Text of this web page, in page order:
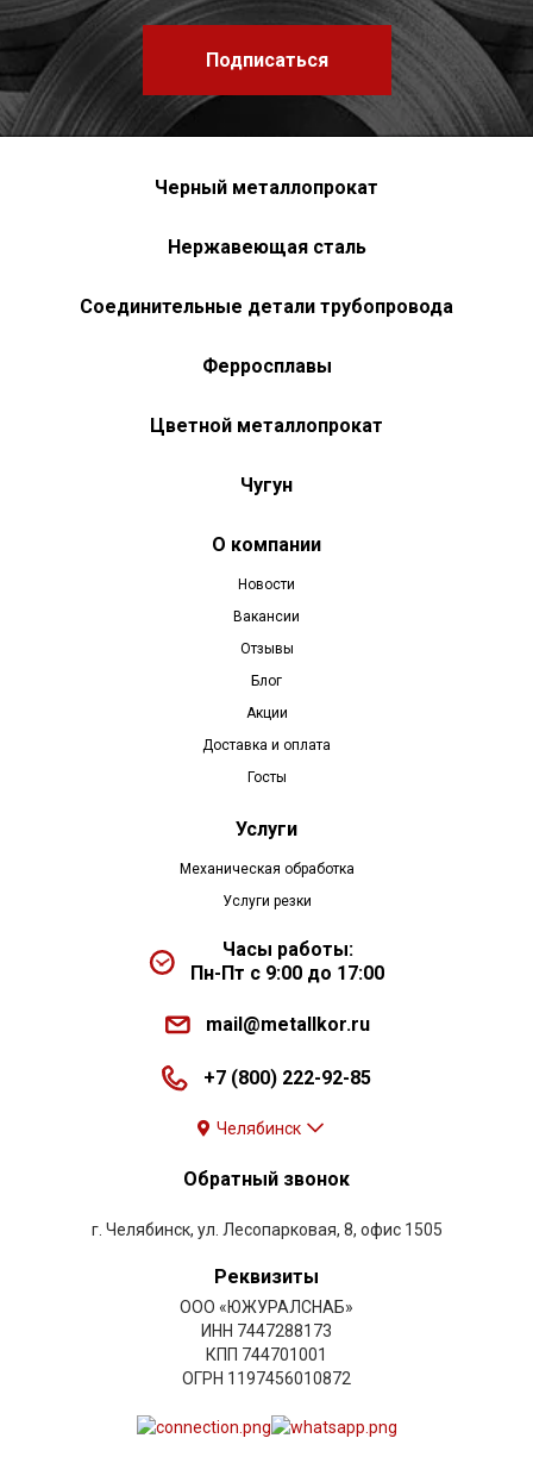
Подписаться
Черный металлопрокат
Нержавеющая сталь
Соединительные детали трубопровода
Ферросплавы
Цветной металлопрокат
Чугун
О компании
Новости
Вакансии
Отзывы
Блог
Акции
Доставка и оплата
Госты
Услуги
Механическая обработка
Услуги резки
Часы работы:
Пн-Пт с 9:00 до 17:00
mail@metallkor.ru
+7 (800) 222-92-85
Челябинск
Обратный звонок
г. Челябинск, ул. Лесопарковая, 8, офис 1505
Реквизиты
ООО «ЮЖУРАЛСНАБ»
ИНН 7447288173
КПП 744701001
ОГРН 1197456010872